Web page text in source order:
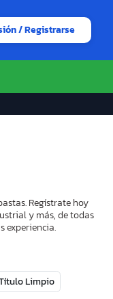
/ Registrarse
Regístrate hoy
y más, de todas
experiencia.
Limpio